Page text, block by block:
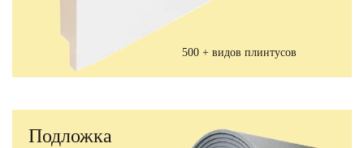
500 + видов плинтусов
Подложка